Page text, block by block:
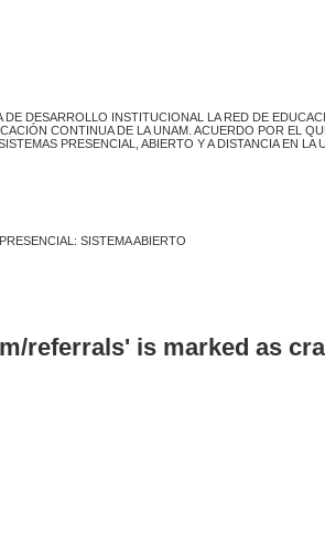
DESARROLLO INSTITUCIONAL LA RED DE
CONTINUA DE LA UNAM. ACUERDO POR EL
PRESENCIAL, ABIERTO Y A DISTANCIA EN
SISTEMA ABIERTO
referrals' is marked as